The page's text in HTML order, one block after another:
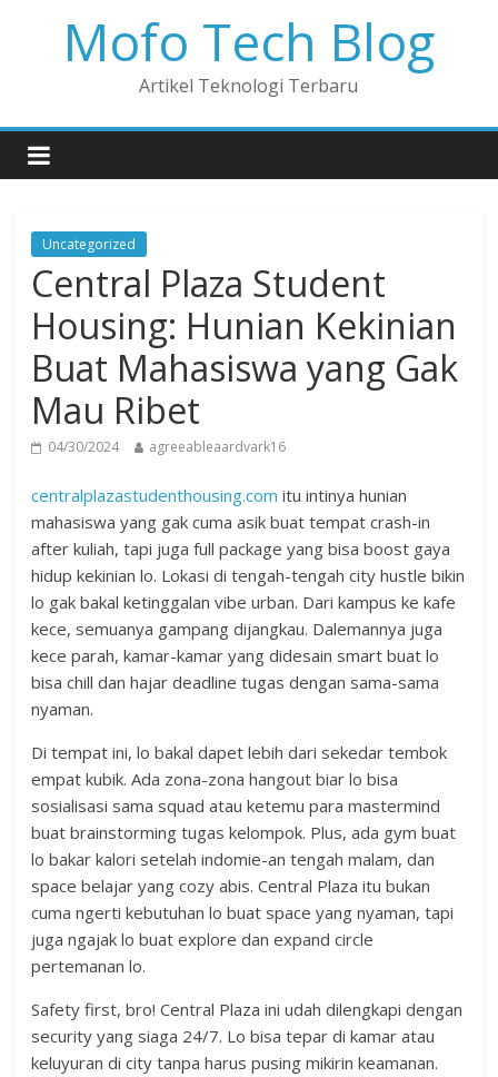
Mofo Tech Blog
Artikel Teknologi Terbaru
Uncategorized
Central Plaza Student
Housing: Hunian Kekinian
Buat Mahasiswa yang Gak
Mau Ribet
04/30/2024 agreeableaardvark16
centralplazastudenthousing.com itu intinya hunian
mahasiswa yang gak cuma asik buat tempat crash-in
after kuliah, tapi juga full package yang bisa boost gaya
hidup kekinian lo. Lokasi di tengah-tengah city hustle bikin
lo gak bakal ketinggalan vibe urban. Dari kampus ke kafe
kece, semuanya gampang dijangkau. Dalemannya juga
kece parah, kamar-kamar yang didesain smart buat lo
bisa chill dan hajar deadline tugas dengan sama-sama
nyaman.
Di tempat ini, lo bakal dapet lebih dari sekedar tembok
empat kubik. Ada zona-zona hangout biar lo bisa
sosialisasi sama squad atau ketemu para mastermind
buat brainstorming tugas kelompok. Plus, ada gym buat
lo bakar kalori setelah indomie-an tengah malam, dan
space belajar yang cozy abis. Central Plaza itu bukan
cuma ngerti kebutuhan lo buat space yang nyaman, tapi
juga ngajak lo buat explore dan expand circle
pertemanan lo.
Safety first, bro! Central Plaza ini udah dilengkapi dengan
security yang siaga 24/7. Lo bisa tepar di kamar atau
keluyuran di city tanpa harus pusing mikirin keamanan.